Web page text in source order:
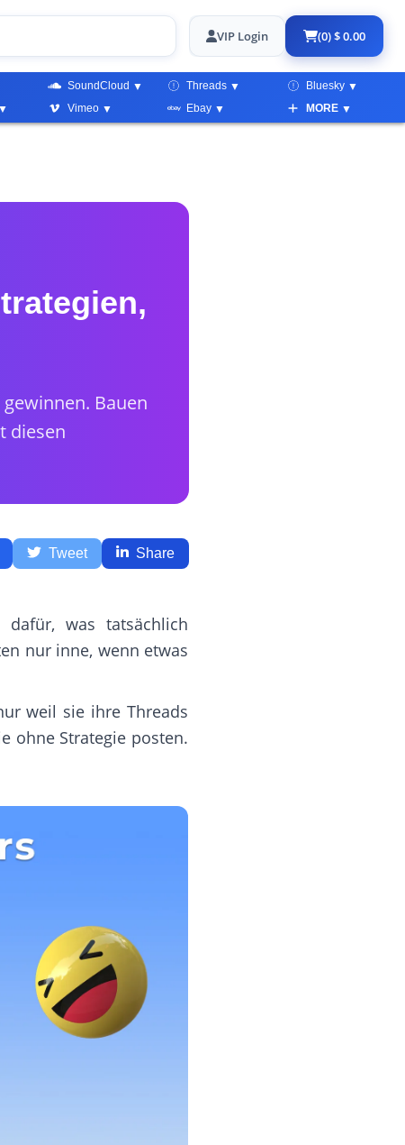
VIP Login (0) $ 0.00
SoundCloud Threads
Bluesky
Vimeo Ebay MORE
Bauen
diesen
Tweet Share
was tatsächlich
nur inne, wenn etwas
weil sie ihre Threads
ohne Strategie posten.